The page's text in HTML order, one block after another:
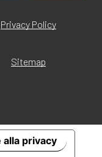
Privacy Policy
Sitemap
privacy